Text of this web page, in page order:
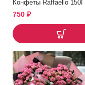
Конфеты Raffaello 150Г
750 ₽